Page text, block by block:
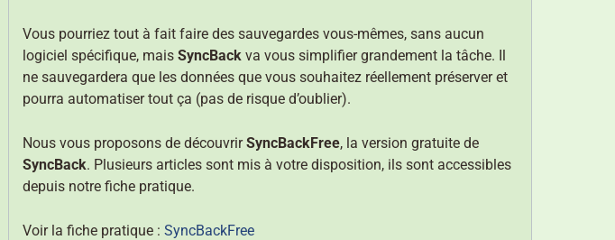
Vous pourriez tout à fait faire des sauvegardes vous-mêmes, sans aucun
logiciel spécifique, mais SyncBack va vous simplifier grandement la tâche. Il
ne sauvegardera que les données que vous souhaitez réellement préserver et
pourra automatiser tout ça (pas de risque d’oublier).
Nous vous proposons de découvrirSyncBackFree, la version gratuite de
SyncBack. Plusieurs articles sont mis à votre disposition, ils sont accessibles
depuis notre fiche pratique.
Voir la fiche pratique : SyncBackFree